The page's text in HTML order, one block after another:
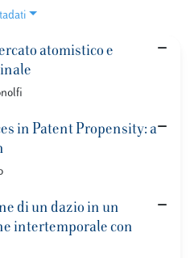
atomistico e
in Patent Propensity: a
di un dazio in un
intertemporale con